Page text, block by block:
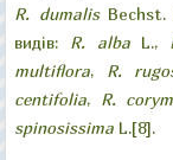
"Руїни"
R. dumalisBechst.
видів: R. albaL.,
multiflora, R.
centifolia, R.
spinosissima L.[8].